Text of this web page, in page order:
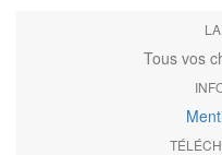
Tous vos